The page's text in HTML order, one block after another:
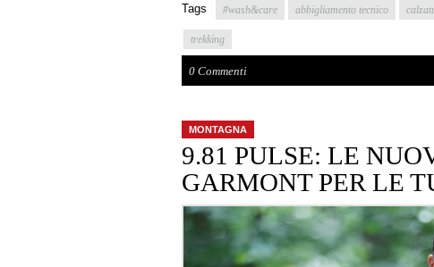
Tags #wash&care abbigliamento tecnico
trekking
0 Commenti
MONTAGNA
9.81 PULSE: LE
GARMONT PER LE